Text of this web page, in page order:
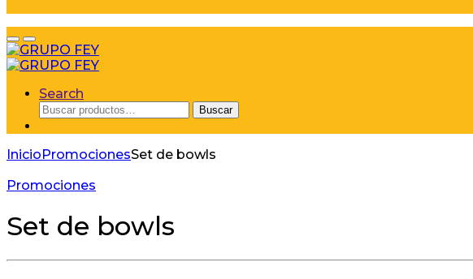
Search
Buscar
por:
Buscar
InicioPromocionesSet de bowls
Promociones
Set de bowls